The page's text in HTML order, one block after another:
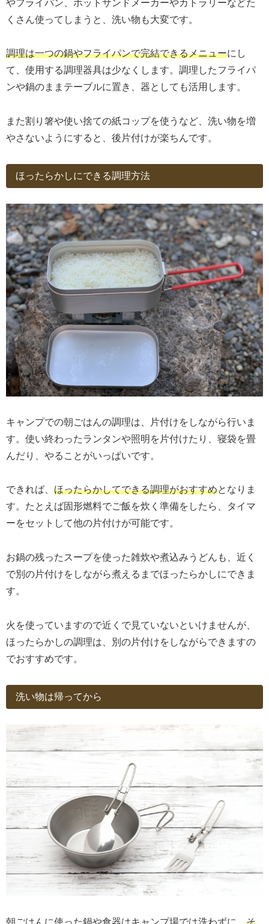
やフライパン、ホットサンドメーカーやカトラリーなどた
くさん使ってしまうと、洗い物も大変です。
調理は一つの鍋やフライパンで完結できるメニューにし
て、使用する調理器具は少なくします。調理したフライパ
ンや鍋のままテーブルに置き、器としても活用します。
また割り箸や使い捨ての紙コップを使うなど、洗い物を増
やさないようにすると、後片付けが楽ちんです。
ほったらかしにできる調理方法
キャンプでの朝ごはんの調理は、片付けをしながら行いま
す。使い終わったランタンや照明を片付けたり、寝袋を畳
んだり、やることがいっぱいです。
できれば、 ほったらかしてできる調理がおすすめとなりま
す。たとえば固形燃料でご飯を炊く準備をしたら、タイマ
ーをセットして他の片付けが可能です。
お鍋の残ったスープを使った雑炊や煮込みうどんも、近く
で別の片付けをしながら煮えるまでほったらかしにできま
す。
火を使っていますので近くで見ていないといけませんが、
ほったらかしの調理は、別の片付けをしながらできますの
でおすすめです。
洗い物は帰ってから
朝ごはんに使った鍋や食器はキャンプ場では洗わずに、 そ